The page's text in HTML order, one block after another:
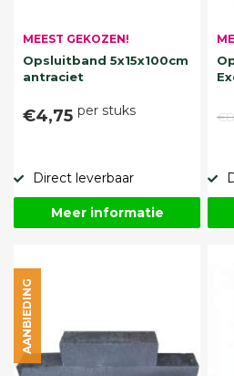
MEEST GEKOZEN!
Opsluitband 5x15x100cm
antraciet
€4,75 per stuks
Direct leverbaar
Meer informatie
AANBIEDING